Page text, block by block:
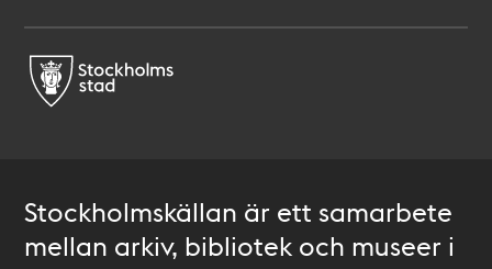
Stockholmskällan är ett samarbete
mellan arkiv, bibliotek och museer i